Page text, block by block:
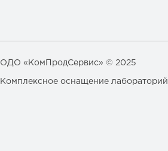
ОДО «КомПродСервис» © 2025
Комплексное оснащение лабораторий